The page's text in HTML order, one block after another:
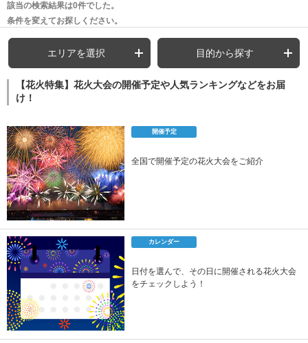
該当の検索結果は0件でした。
条件を変えてお探しください。
エリアを選択 目的から探す
【花火特集】花火大会の開催予定や人気ランキングなどをお届
け！
開催予定
全国で開催予定の花火大会をご紹介
カレンダー
日付を選んで、その日に開催される花火大会
をチェックしよう！